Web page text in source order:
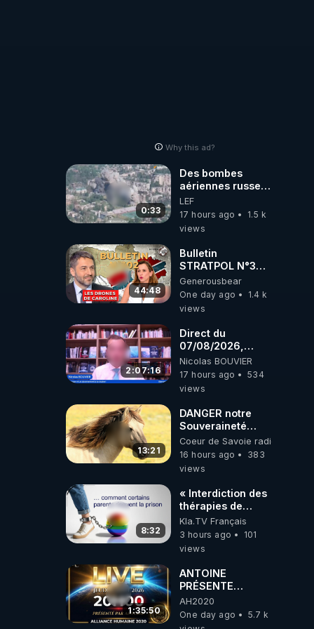
Why this ad?
0:33
Des bombes
aériennes russes
anéantissent les
centres de
contrôle de
brigades
ukrainienne
LEF
17 hours ago
1.5 k
views
44:48
Bulletin
STRATPOL N°302.
Armée des
drones, MS-21 en
série, missiles
07.08.2026.
Generousbear
One day ago
1.4 k
views
2:07:16
Direct du
07/08/2026,
présenté par
Nicolas BOUVIER
Nicolas BOUVIER
17 hours ago
534
views
13:21
DANGER notre
Souveraineté
Alimentaire est
attaqué...
Coeur de Savoie radioweb TV
16 hours ago
383
views
8:32
« Interdiction des
thérapies de
conversion »
Kla.TV Français
3 hours ago
101
views
1:35:50
ANTOINE
PRÉSENTE
AH2020 LE LIVE
20H ***DU
06/08/2026***
AH2020
One day ago
5.7 k